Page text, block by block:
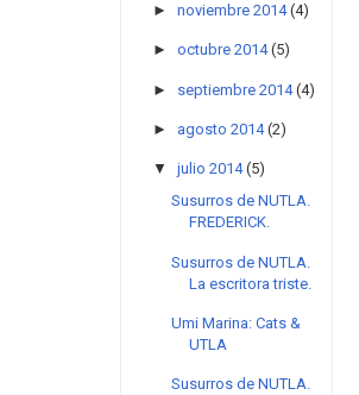
► noviembre 2014 (4)
► octubre 2014 (5)
► septiembre 2014 (4)
► agosto 2014 (2)
▼ julio 2014 (5)
Susurros de NUTLA.
FREDERICK.
Susurros de NUTLA.
La escritora triste.
Umi Marina: Cats &
UTLA
Susurros de NUTLA.